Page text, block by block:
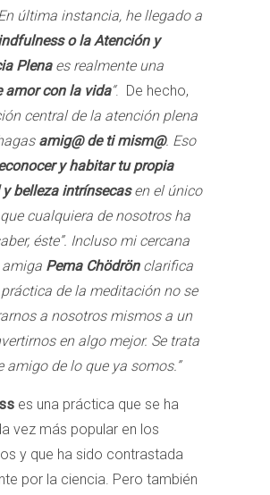
última instancia, he llegado a
o la Atención y
Plenaes realmente una
amor con la vida“. De hecho,
central de la atención plena
amig@ de ti mism@. Eso
y habitar tu propia
belleza intrínsecasen el único
cualquiera de nosotros ha
éste”. Incluso mi cercana
Pema Chödrönclarifica
práctica de la meditación no se
a nosotros mismos a un
en algo mejor. Se trata
amigo de lo que ya somos.”
es una práctica que se ha
vez más popular en los
y que ha sido contrastada
por la ciencia. Pero también